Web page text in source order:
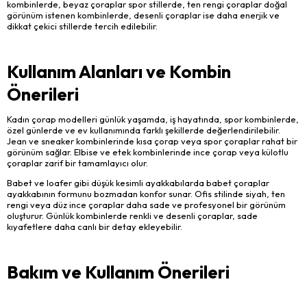
kombinlerde, beyaz çoraplar spor stillerde, ten rengi çoraplar doğal
görünüm istenen kombinlerde, desenli çoraplar ise daha enerjik ve
dikkat çekici stillerde tercih edilebilir.
Kullanım Alanları ve Kombin
Önerileri
Kadın çorap modelleri günlük yaşamda, iş hayatında, spor kombinlerde,
özel günlerde ve ev kullanımında farklı şekillerde değerlendirilebilir.
Jean ve sneaker kombinlerinde kısa çorap veya spor çoraplar rahat bir
görünüm sağlar. Elbise ve etek kombinlerinde ince çorap veya külotlu
çoraplar zarif bir tamamlayıcı olur.
Babet ve loafer gibi düşük kesimli ayakkabılarda babet çoraplar
ayakkabının formunu bozmadan konfor sunar. Ofis stilinde siyah, ten
rengi veya düz ince çoraplar daha sade ve profesyonel bir görünüm
oluşturur. Günlük kombinlerde renkli ve desenli çoraplar, sade
kıyafetlere daha canlı bir detay ekleyebilir.
Bakım ve Kullanım Önerileri